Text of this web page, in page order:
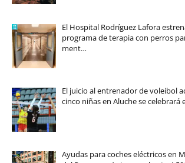
El Hospital Rodríguez Lafora
programa de terapia con perros
ment…
El juicio al entrenador de voleibol
cinco niñas en Aluche se celebrará
Ayudas para coches eléctricos en